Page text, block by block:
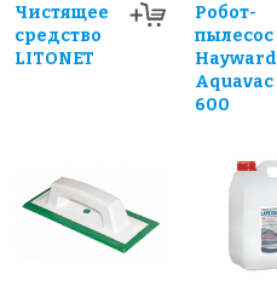
Чистящее
средство
LITONET
Робот-
пылесос
Hayward
Aquavac
600